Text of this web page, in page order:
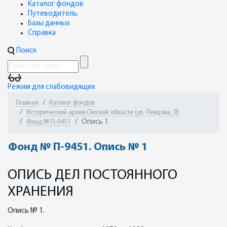
Каталог фондов
Путеводитель
Базы данных
Справка
Поиск
Режим для слабовидящих
Главная
Каталог фондов
Исторический архив Омской области (ул. Певцова, 9)
Фонд № П-9451
Опись 1
Фонд № П-9451. Опись № 1
ОПИСЬ ДЕЛ ПОСТОЯННОГО
ХРАНЕНИЯ
Опись № 1.